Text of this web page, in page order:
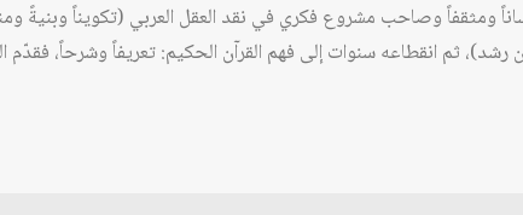
ومثقفاً وصاحب مشروع فكري في نقد العقل العربي (تكويناً وبنيةً
ثم انقطاعه سنوات إلى فهم القرآن الحكيم: تعريفاً وشرحاً،